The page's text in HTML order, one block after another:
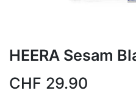
HEERA Sesam
CHF 29.90